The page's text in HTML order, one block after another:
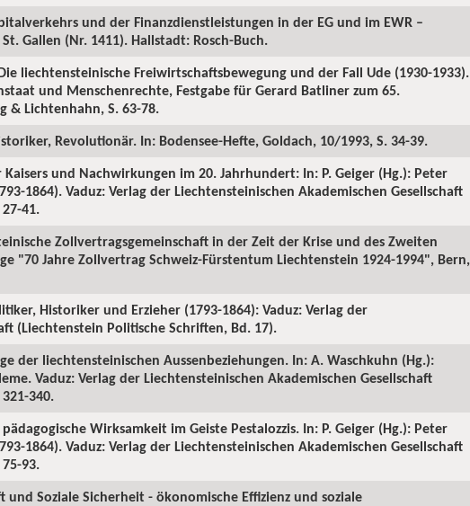
und der Finanzdienstleistungen in der EG und im EWR –
Gallen (Nr. 1411). Hallstadt: Rosch-Buch.
liechtensteinische Freiwirtschaftsbewegung und der Fall Ude (1930-1933).
und Menschenrechte, Festgabe für Gerard Batliner zum 65.
& Lichtenhahn, S. 63-78.
Revolutionär. In: Bodensee-Hefte, Goldach, 10/1993, S. 34-39.
und Nachwirkungen im 20. Jahrhundert: In: P. Geiger (Hg.): Peter
1864). Vaduz: Verlag der Liechtensteinischen Akademischen Gesellschaft
41.
Zollvertragsgemeinschaft in der Zeit der Krise und des Zweiten
"70 Jahre Zollvertrag Schweiz-Fürstentum Liechtenstein 1924-1994", Bern,
Historiker und Erzieher (1793-1864): Vaduz: Verlag der
(Liechtenstein Politische Schriften, Bd. 17).
der liechtensteinischen Aussenbeziehungen. In: A. Waschkuhn (Hg.):
Vaduz: Verlag der Liechtensteinischen Akademischen Gesellschaft
340.
Wirksamkeit im Geiste Pestalozzis. In: P. Geiger (Hg.): Peter
1864). Vaduz: Verlag der Liechtensteinischen Akademischen Gesellschaft
93.
Soziale Sicherheit - ökonomische Effizienz und soziale